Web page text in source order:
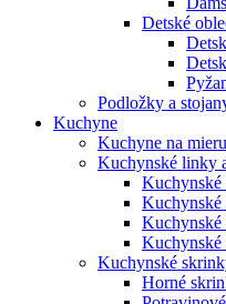
Detské
Podložky a
Kuchyne
Kuchyne na mieru
Kuchynské linky
Kuchynské
Kuchynské
Kuchynské
Horné